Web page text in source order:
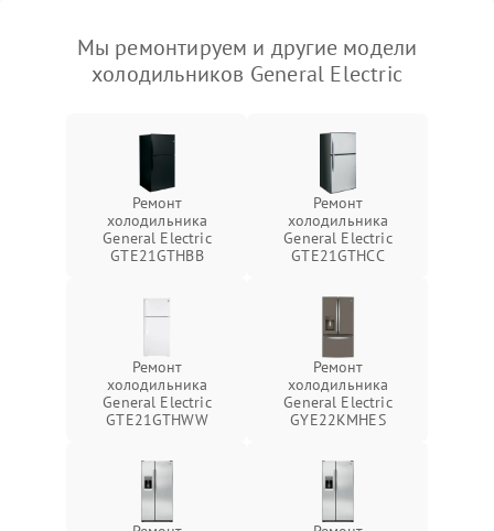
Мы ремонтируем и другие модели
холодильников General Electric
Ремонт
холодильника
General Electric
GTE21GTHBB
Ремонт
холодильника
General Electric
GTE21GTHCC
Ремонт
холодильника
General Electric
GTE21GTHWW
Ремонт
холодильника
General Electric
GYE22KMHES